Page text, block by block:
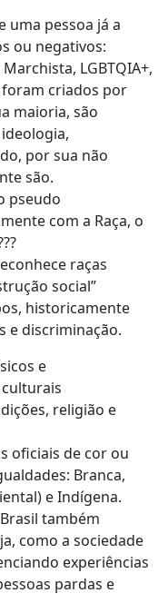
uma pessoa já a
ou negativos:
LGBTQIA+,
foram criados por
maioria, são
por sua não
são.
pseudo
com a Raça, o
raças
social”
historicamente
e discriminação.
e
religião e
oficiais de cor ou
Branca,
e Indígena.
também
como a sociedade
experiências
pardas e